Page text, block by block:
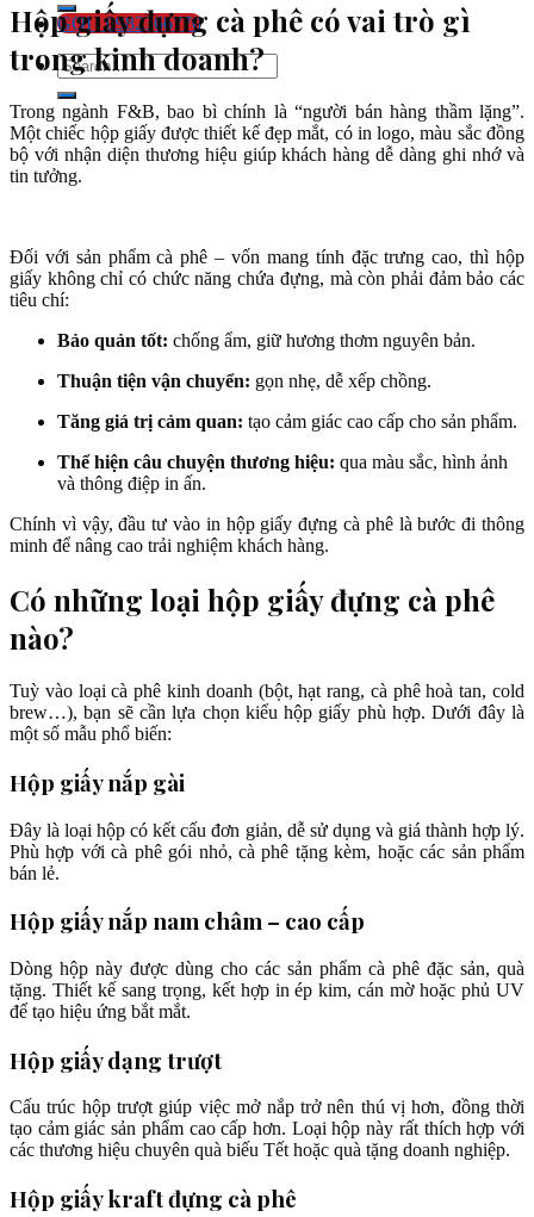
GỌI : 0982366770
Hộp giấy đựng cà phê có vai trò gì
trong kinh doanh?
Trong ngành F&B, bao bì chính là “người bán hàng thầm lặng”.
Một chiếc hộp giấy được thiết kế đẹp mắt, có in logo, màu sắc đồng
bộ với nhận diện thương hiệu giúp khách hàng dễ dàng ghi nhớ và
tin tưởng.
Đối với sản phẩm cà phê – vốn mang tính đặc trưng cao, thì hộp
giấy không chỉ có chức năng chứa đựng, mà còn phải đảm bảo các
tiêu chí:
Bảo quản tốt: chống ẩm, giữ hương thơm nguyên bản.
Thuận tiện vận chuyển: gọn nhẹ, dễ xếp chồng.
Tăng giá trị cảm quan: tạo cảm giác cao cấp cho sản phẩm.
Thể hiện câu chuyện thương hiệu: qua màu sắc, hình ảnh
và thông điệp in ấn.
Chính vì vậy, đầu tư vào in hộp giấy đựng cà phê là bước đi thông
minh để nâng cao trải nghiệm khách hàng.
Có những loại hộp giấy đựng cà phê
nào?
Tuỳ vào loại cà phê kinh doanh (bột, hạt rang, cà phê hoà tan, cold
brew…), bạn sẽ cần lựa chọn kiểu hộp giấy phù hợp. Dưới đây là
một số mẫu phổ biến:
Hộp giấy nắp gài
Đây là loại hộp có kết cấu đơn giản, dễ sử dụng và giá thành hợp lý.
Phù hợp với cà phê gói nhỏ, cà phê tặng kèm, hoặc các sản phẩm
bán lẻ.
Hộp giấy nắp nam châm – cao cấp
Dòng hộp này được dùng cho các sản phẩm cà phê đặc sản, quà
tặng. Thiết kế sang trọng, kết hợp in ép kim, cán mờ hoặc phủ UV
để tạo hiệu ứng bắt mắt.
Hộp giấy dạng trượt
Cấu trúc hộp trượt giúp việc mở nắp trở nên thú vị hơn, đồng thời
tạo cảm giác sản phẩm cao cấp hơn. Loại hộp này rất thích hợp với
các thương hiệu chuyên quà biếu Tết hoặc quà tặng doanh nghiệp.
Hộp giấy kraft đựng cà phê